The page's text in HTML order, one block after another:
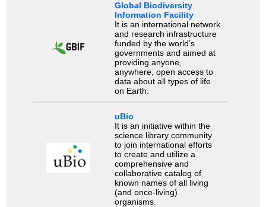
Global Biodiversity
Information Facility
It is an international network
and research infrastructure
funded by the world’s
governments and aimed at
providing anyone,
anywhere, open access to
data about all types of life
on Earth.
uBio
It is an initiative within the
science library community
to join international efforts
to create and utilize a
comprehensive and
collaborative catalog of
known names of all living
(and once-living)
organisms.